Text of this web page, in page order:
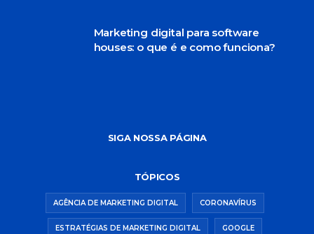
Marketing digital para software
houses: o que é e como funciona?
SIGA NOSSA PÁGINA
TÓPICOS
AGÊNCIA DE MARKETING DIGITAL CORONAVÍRUS
ESTRATÉGIAS DE MARKETING DIGITAL GOOGLE